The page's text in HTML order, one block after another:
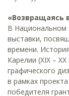
«Возвращаясь
В Национальном
выставки,
времени.
Карелии (XIX –
графического
в рамках
победителя